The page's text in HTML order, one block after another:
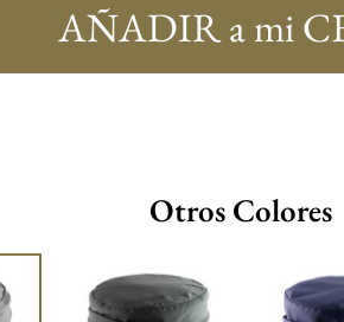
AÑADIR a mi
Otros Colores